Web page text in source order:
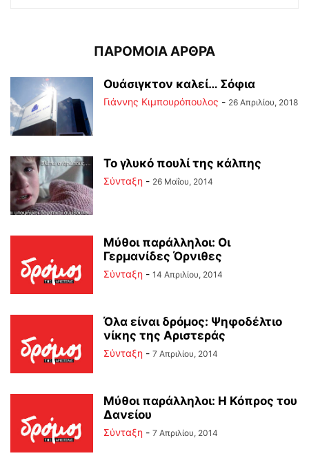
ΠΑΡΟΜΟΙΑ ΑΡΘΡΑ
Ουάσιγκτον καλεί… Σόφια
Γιάννης Κιμπουρόπουλος - 26 Απριλίου, 2018
Το γλυκό πουλί της κάλπης
Σύνταξη - 26 Μαΐου, 2014
Μύθοι παράλληλοι: Οι
Γερμανίδες Όρνιθες
Σύνταξη - 14 Απριλίου, 2014
Όλα είναι δρόμος: Ψηφοδέλτιο
νίκης της Αριστεράς
Σύνταξη - 7 Απριλίου, 2014
Μύθοι παράλληλοι: Η Κόπρος του
Δανείου
Σύνταξη - 7 Απριλίου, 2014